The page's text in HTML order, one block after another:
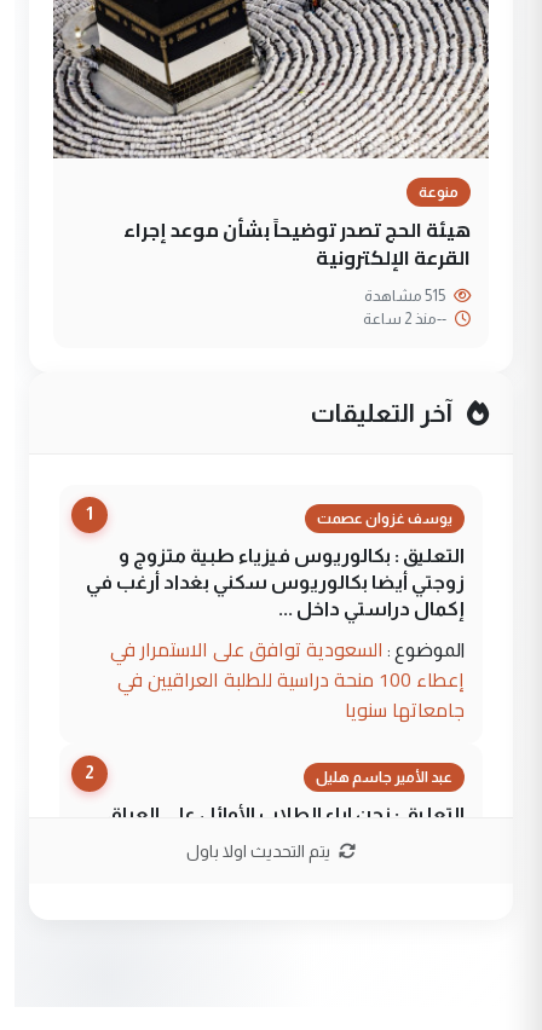
منوعة
هيئة الحج تصدر توضيحاً بشأن موعد إجراء
القرعة الإلكترونية
--منذ 2 ساعة
آخر التعليقات
1 يوسف غزوان عصمت
التعليق : بكالوريوس فيزياء طبية متزوج و
زوجتي أيضا بكالوريوس سكني بغداد أرغب في
إكمال دراستي داخل ...
الموضوع : السعودية توافق على الاستمرار في
إعطاء 100 منحة دراسية للطلبة العراقيين في
جامعاتها سنويا
2 عبد الأمير جاسم هليل
التعليق : نحن اباء الطلاب الأوائل على العراق
نتشرف بلقاء السيد احمد الصافي في العتبات
يتم التحديث اولا باول